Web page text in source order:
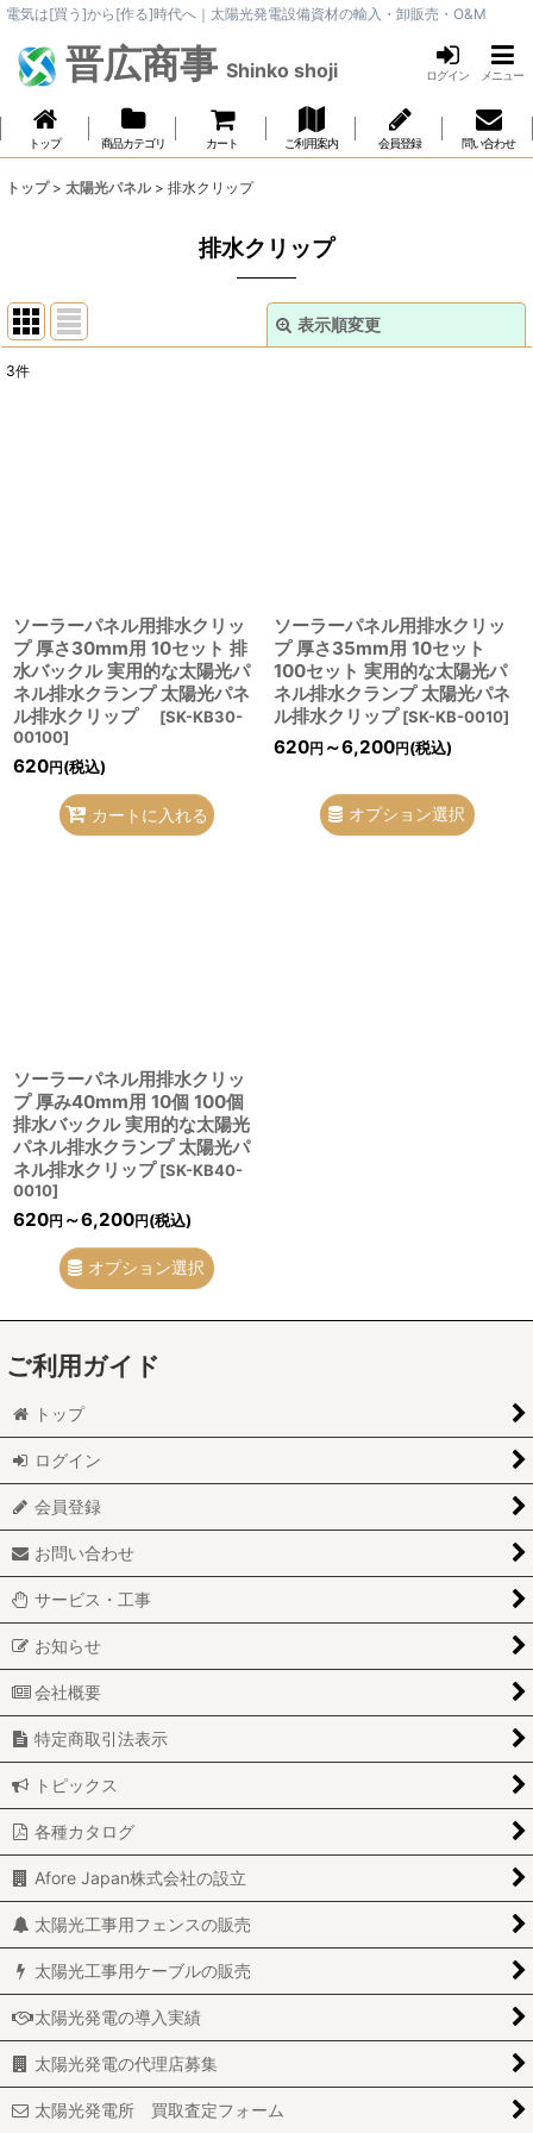
電気は[買う]から[作る]時代へ｜太陽光発電設備資材の輸入・卸販売・O&M
晋広商事 Shinko shoji ログイン メニュー
トップ 商品カテゴリ カート ご利用案内 会員登録 問い合わせ
トップ > 太陽光パネル > 排水クリップ
排水クリップ
表示順変更
3件
ソーラーパネル用排水クリッ
プ 厚さ30mm用 10セット 排
水バックル 実用的な太陽光パ
ネル排水クランプ 太陽光パネ
ル排水クリップ
[SK-KB30-
00100]
620円 (税込)
カートに入れる
ソーラーパネル用排水クリッ
プ 厚さ35mm用 10セット
100セット 実用的な太陽光パ
ネル排水クランプ 太陽光パネ
ル排水クリップ [SK-KB-0010]
620円 ～6,200円 (税込)
オプション選択
ソーラーパネル用排水クリッ
プ 厚み40mm用 10個 100個
排水バックル 実用的な太陽光
パネル排水クランプ 太陽光パ
ネル排水クリップ [SK-KB40-
0010]
620円 ～6,200円 (税込)
オプション選択
ご利用ガイド
トップ
ログイン
会員登録
お問い合わせ
サービス・工事
お知らせ
会社概要
特定商取引法表示
トピックス
各種カタログ
Afore Japan株式会社の設立
太陽光工事用フェンスの販売
太陽光工事用ケーブルの販売
太陽光発電の導入実績
太陽光発電の代理店募集
太陽光発電所 買取査定フォーム